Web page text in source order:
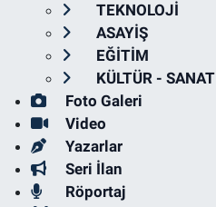
TEKNOLOJİ
ASAYİŞ
EĞİTİM
KÜLTÜR - SANAT
Foto Galeri
Video
Yazarlar
Seri İlan
Röportaj